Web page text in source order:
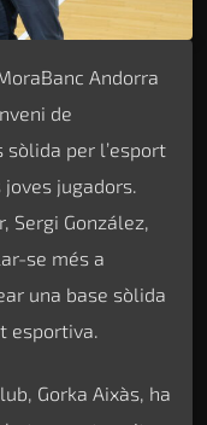
Andorra
de
sòlida per l’esport
jugadors.
Sergi González,
se més a
una base sòlida
esportiva.
Gorka Aixàs, ha